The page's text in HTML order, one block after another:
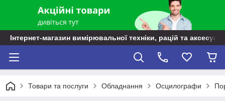
Інтернет-магазин вимірювальної техніки, рацій та
Товари та послуги Обладнання Осцилографи